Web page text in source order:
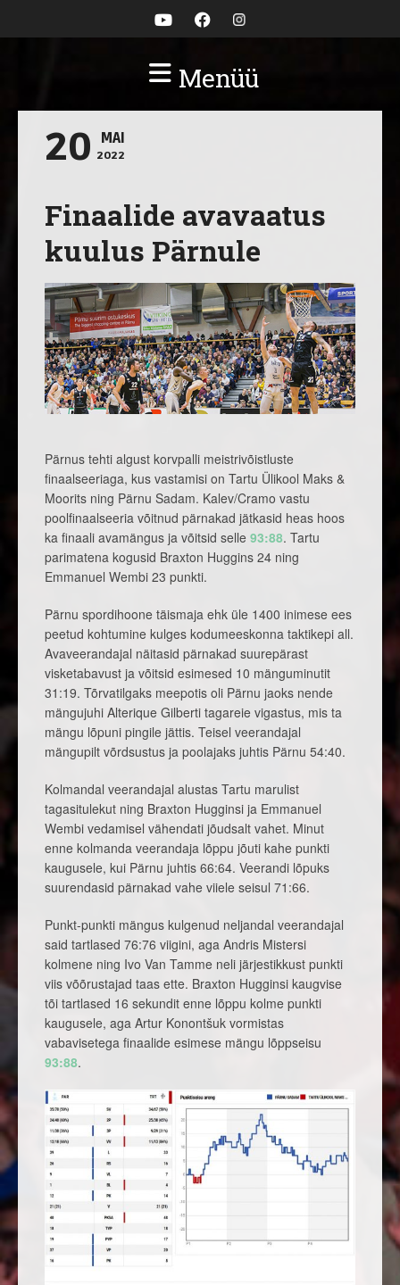
Menüü
20 MAI
2022
Finaalide avavaatus
kuulus Pärnule
Pärnus tehti algust korvpalli meistrivõistluste
finaalseeriaga, kus vastamisi on Tartu Ülikool Maks &
Moorits ning Pärnu Sadam. Kalev/Cramo vastu
poolfinaalseeria võitnud pärnakad jätkasid heas hoos
ka finaali avamängus ja võitsid selle 93:88. Tartu
parimatena kogusid Braxton Huggins 24 ning
Emmanuel Wembi 23 punkti.
Pärnu spordihoone täismaja ehk üle 1400 inimese ees
peetud kohtumine kulges kodumeeskonna taktikepi all.
Avaveerandajal näitasid pärnakad suurepärast
visketabavust ja võitsid esimesed 10 mänguminutit
31:19. Tõrvatilgaks meepotis oli Pärnu jaoks nende
mängujuhi Alterique Gilberti tagareie vigastus, mis ta
mängu lõpuni pingile jättis. Teisel veerandajal
mängupilt võrdsustus ja poolajaks juhtis Pärnu 54:40.
Kolmandal veerandajal alustas Tartu marulist
tagasitulekut ning Braxton Hugginsi ja Emmanuel
Wembi vedamisel vähendati jõudsalt vahet. Minut
enne kolmanda veerandaja lõppu jõuti kahe punkti
kaugusele, kui Pärnu juhtis 66:64. Veerandi lõpuks
suurendasid pärnakad vahe viiele seisul 71:66.
Punkt-punkti mängus kulgenud neljandal veerandajal
said tartlased 76:76 viigini, aga Andris Mistersi
kolmene ning Ivo Van Tamme neli järjestikkust punkti
viis võõrustajad taas ette. Braxton Hugginsi kaugvise
tõi tartlased 16 sekundit enne lõppu kolme punkti
kaugusele, aga Artur Konontšuk vormistas
vabavisetega finaalide esimese mängu lõppseisu
93:88.